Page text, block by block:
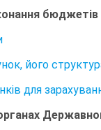
бюджетів
його
для